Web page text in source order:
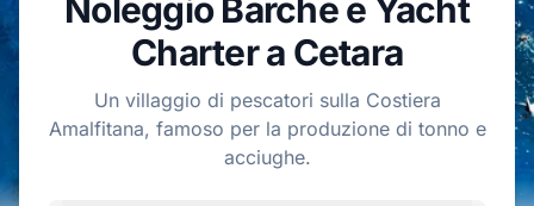
EUR
Español
Polski
Noleggio Barche e Yacht
Charter a Cetara
Un villaggio di pescatori sulla Costiera
Amalfitana, famoso per la produzione di tonno e
acciughe.